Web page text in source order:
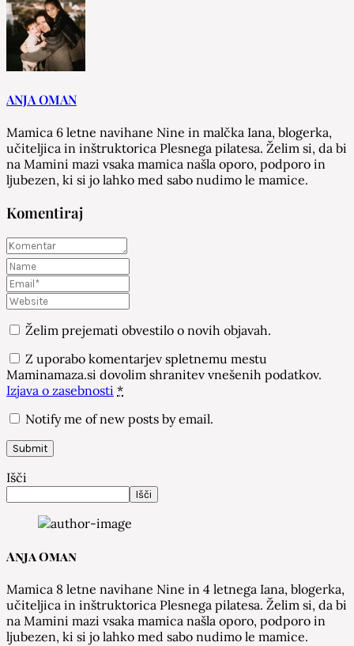
ANJA OMAN
Mamica 6 letne navihane Nine in malčka Iana, blogerka,
učiteljica in inštruktorica Plesnega pilatesa. Želim si, da bi
na Mamini mazi vsaka mamica našla oporo, podporo in
ljubezen, ki si jo lahko med sabo nudimo le mamice.
Komentiraj
Želim prejemati obvestilo o novih objavah.
Z uporabo komentarjev spletnemu mestu
Maminamaza.si dovolim shranitev vnešenih podatkov.
Izjava o zasebnosti *
Notify me of new posts by email.
Išči
Išči
Anja Oman
Mamica 8 letne navihane Nine in 4 letnega Iana, blogerka,
učiteljica in inštruktorica Plesnega pilatesa. Želim si, da bi
na Mamini mazi vsaka mamica našla oporo, podporo in
ljubezen, ki si jo lahko med sabo nudimo le mamice.